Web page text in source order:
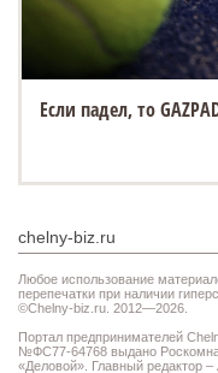
Если падел, то
chelny-biz.ru
Любое использование
перепечатки при наличии
©Chelny-biz.ru. 2012—2026.
Портал предпринимателей
№ФС77-64768 выдано
«Деловой». Главный редактор